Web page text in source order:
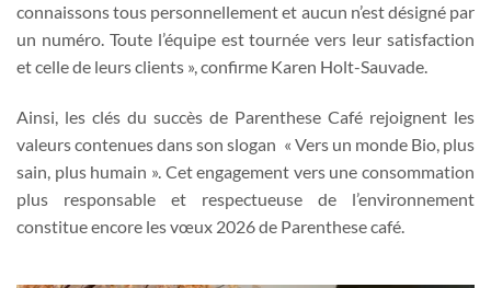
connaissons tous personnellement et aucun n’est désigné par
un numéro. Toute l’équipe est tournée vers leur satisfaction
et celle de leurs clients », confirme Karen Holt-Sauvade.
Ainsi, les clés du succès de Parenthese Café rejoignent les
valeurs contenues dans son slogan « Vers un monde Bio, plus
sain, plus humain ». Cet engagement vers une consommation
plus responsable et respectueuse de l’environnement
constitue encore les vœux 2026 de Parenthese café.